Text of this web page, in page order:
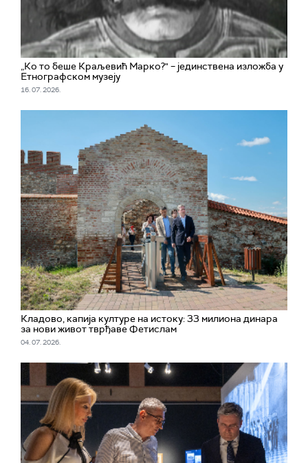
„Ко то беше Краљевић Марко?" – јединствена изложба у
Етнографском музеју
16. 07. 2026.
Кладово, капија културе на истоку: 33 милиона динара
за нови живот тврђаве Фетислам
04. 07. 2026.